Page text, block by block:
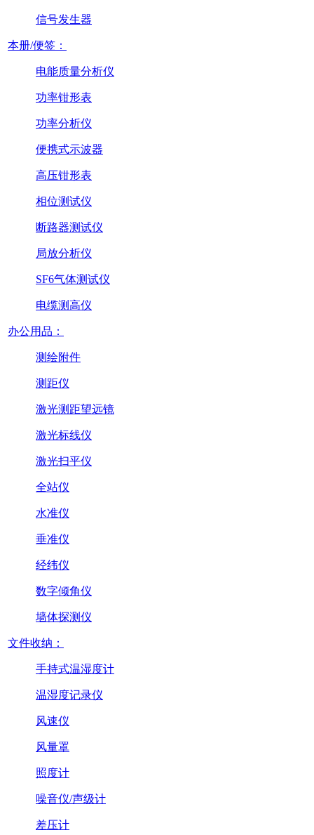
信号发生器
本册/便签：
电能质量分析仪
功率钳形表
功率分析仪
便携式示波器
高压钳形表
相位测试仪
断路器测试仪
局放分析仪
SF6气体测试仪
电缆测高仪
办公用品：
测绘附件
测距仪
激光测距望远镜
激光标线仪
激光扫平仪
全站仪
水准仪
垂准仪
经纬仪
数字倾角仪
墙体探测仪
文件收纳：
手持式温湿度计
温湿度记录仪
风速仪
风量罩
照度计
噪音仪/声级计
差压计